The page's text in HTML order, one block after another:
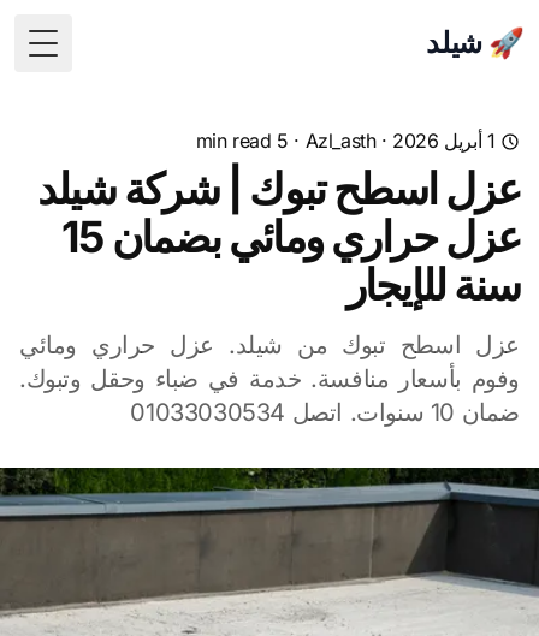
🚀 شيلد
1 أبريل 2026 ·
Azl_asth
· 5 min read
عزل اسطح تبوك | شركة شيلد
عزل حراري ومائي بضمان 15
سنة للإيجار
عزل اسطح تبوك من شيلد. عزل حراري ومائي
وفوم بأسعار منافسة. خدمة في ضباء وحقل وتبوك.
ضمان 10 سنوات. اتصل 01033030534